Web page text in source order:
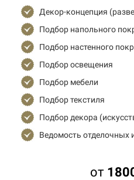
Декор-концепция
Подбор напольного
Подбор настенного
Подбор освещения
Подбор мебели
Подбор текстиля
Подбор декора
Ведомость отделочных
от